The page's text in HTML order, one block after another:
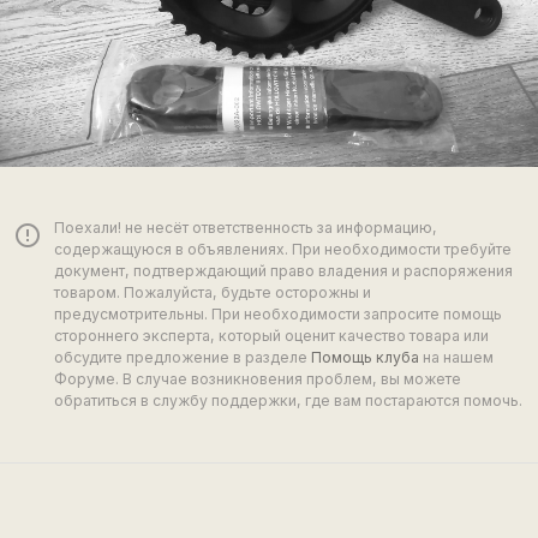
error_outline
Поехали! не несёт ответственность за информацию,
содержащуюся в объявлениях. При необходимости требуйте
документ, подтверждающий право владения и распоряжения
товаром. Пожалуйста, будьте осторожны и
предусмотрительны. При необходимости запросите помощь
стороннего эксперта, который оценит качество товара или
обсудите предложение в разделе Помощь клуба на нашем
Форуме. В случае возникновения проблем, вы можете
обратиться в службу поддержки, где вам постараются помочь.